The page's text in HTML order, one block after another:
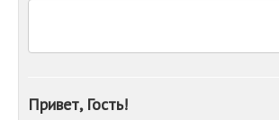
Привет, Гость!